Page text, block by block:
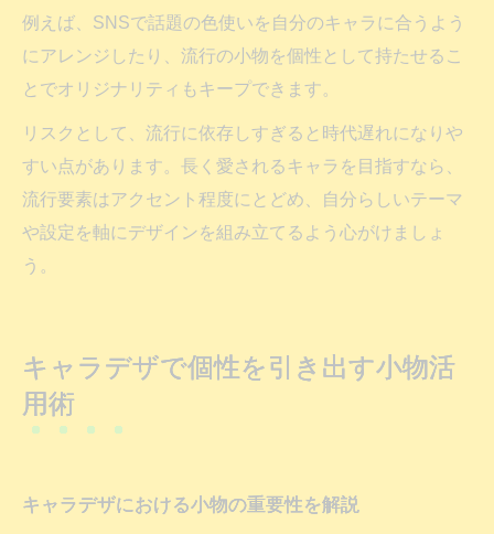
例えば、SNSで話題の色使いを自分のキャラに合うよう
にアレンジしたり、流行の小物を個性として持たせるこ
とでオリジナリティもキープできます。
リスクとして、流行に依存しすぎると時代遅れになりや
すい点があります。長く愛されるキャラを目指すなら、
流行要素はアクセント程度にとどめ、自分らしいテーマ
や設定を軸にデザインを組み立てるよう心がけましょ
う。
キャラデザで個性を引き出す小物活
用術
キャラデザにおける小物の重要性を解説